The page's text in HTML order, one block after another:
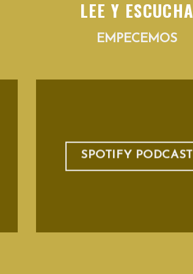
LEE Y ESCUCHA
EMPECEMOS
SPOTIFY PODCAST